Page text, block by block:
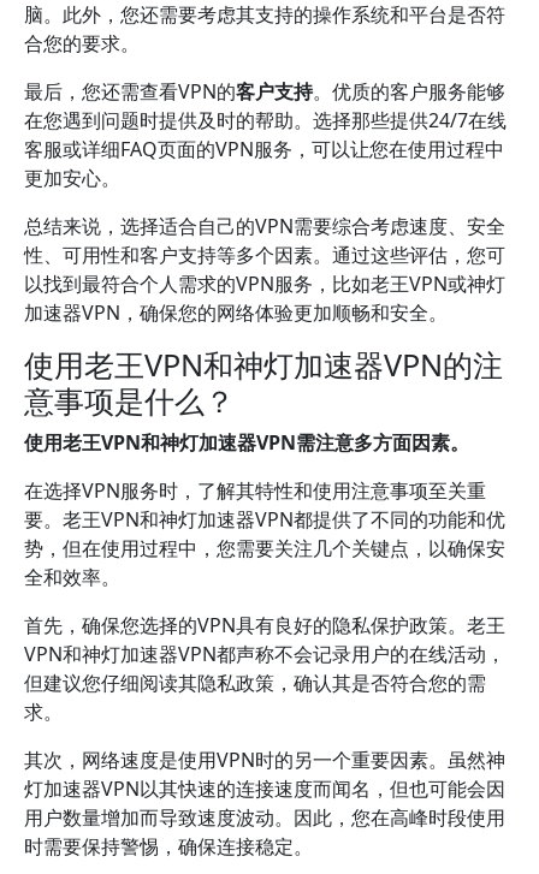
脑。此外，您还需要考虑其支持的操作系统和平台是否符
合您的要求。
最后，您还需查看VPN的客户支持。优质的客户服务能够
在您遇到问题时提供及时的帮助。选择那些提供24/7在线
客服或详细FAQ页面的VPN服务，可以让您在使用过程中
更加安心。
总结来说，选择适合自己的VPN需要综合考虑速度、安全
性、可用性和客户支持等多个因素。通过这些评估，您可
以找到最符合个人需求的VPN服务，比如老王VPN或神灯
加速器VPN，确保您的网络体验更加顺畅和安全。
使用老王VPN和神灯加速器VPN的注
意事项是什么？
使用老王VPN和神灯加速器VPN需注意多方面因素。
在选择VPN服务时，了解其特性和使用注意事项至关重
要。老王VPN和神灯加速器VPN都提供了不同的功能和优
势，但在使用过程中，您需要关注几个关键点，以确保安
全和效率。
首先，确保您选择的VPN具有良好的隐私保护政策。老王
VPN和神灯加速器VPN都声称不会记录用户的在线活动，
但建议您仔细阅读其隐私政策，确认其是否符合您的需
求。
其次，网络速度是使用VPN时的另一个重要因素。虽然神
灯加速器VPN以其快速的连接速度而闻名，但也可能会因
用户数量增加而导致速度波动。因此，您在高峰时段使用
时需要保持警惕，确保连接稳定。